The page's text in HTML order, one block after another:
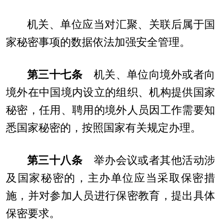
机关、单位应当对汇聚、关联后属于国
家秘密事项的数据依法加强安全管理。
第三十七条 机关、单位向境外或者向
境外在中国境内设立的组织、机构提供国家
秘密，任用、聘用的境外人员因工作需要知
悉国家秘密的，按照国家有关规定办理。
第三十八条 举办会议或者其他活动涉
及国家秘密的，主办单位应当采取保密措
施，并对参加人员进行保密教育，提出具体
保密要求。